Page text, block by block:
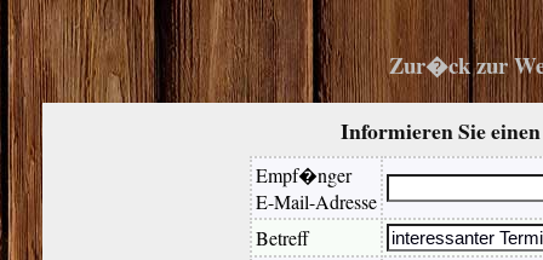
Zur�ck zur
Informieren Sie
Empf�nger
E-Mail-Adresse
Betreff